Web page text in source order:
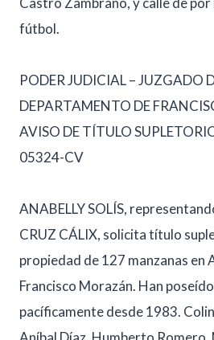
fútbol.
PODER JUDICIAL – JUZGADO
DEPARTAMENTO DE
AVISO DE TÍTULO
05324-CV
ANABELLY SOLÍS,
CRUZ CÁLIX, solicita título
propiedad de 127 manzanas en
Francisco Morazán. Han
pacíficamente desde 1983.